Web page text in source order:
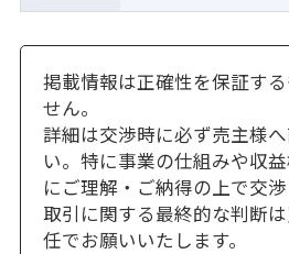
掲載情報は正確性を保証す
せん。
詳細は交渉時に必ず売主様
い。特に事業の仕組みや収
にご理解・ご納得の上で交渉
取引に関する最終的な判断
任でお願いいたします。